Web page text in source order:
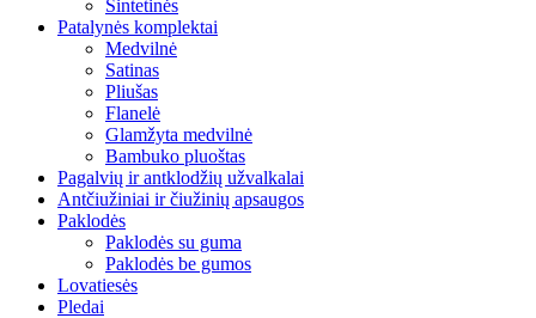
Sintetinės
Patalynės komplektai
Medvilnė
Satinas
Pliušas
Flanelė
Glamžyta medvilnė
Bambuko pluoštas
Pagalvių ir antklodžių užvalkalai
Antčiužiniai ir čiužinių apsaugos
Paklodės
Paklodės su guma
Paklodės be gumos
Lovatiesės
Pledai